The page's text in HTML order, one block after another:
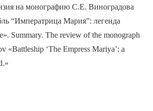
на монографию С.Е. Виноградова
“Императрица Мария”: легенда
Summary. The review of the monograph
«Battleship ‘The Empress Mariya’: a